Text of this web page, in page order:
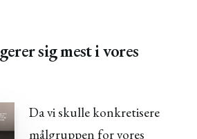
sig mest i vores
Da vi skulle konkretisere
målgruppen for vores